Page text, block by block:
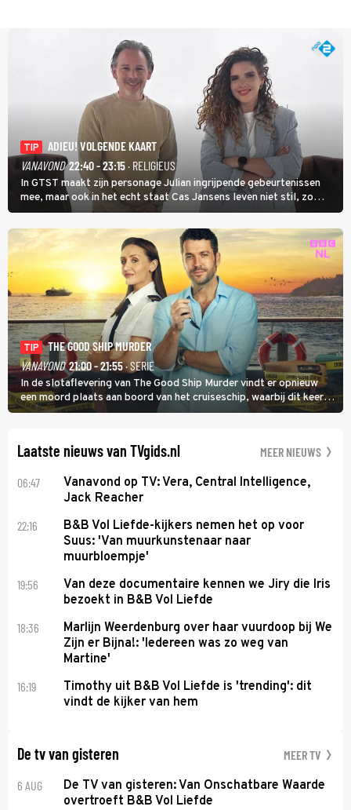
TIP
ADIEU! VOLGENDE KAART
VANAVOND 22:40 - 23:15· RELIGIEUS
In GTST maakt zijn personage Julian ingrijpende gebeurtenissen
mee, maar ook in het echt staat Cas Jansens leven niet stil, zo
vertelt hij in Adieu! Volgende Kaart.
TIP
THE GOOD SHIP MURDER
VANAVOND 21:00 - 21:55· SERIE
In de slotaflevering van The Good Ship Murder vindt er opnieuw
een moord plaats aan boord van het cruiseschip, waarbij dit keer
een bemanningslid het slachtoffer is en kapitein Marlowe de dader
Laatste nieuws van TVgids.nl MEER NIEUWS
06:47
Vanavond op TV: Vera, Central Intelligence,
Jack Reacher
22:16
B&B Vol Liefde-kijkers nemen het op voor
Suus: 'Van muurkunstenaar naar
muurbloempje'
19:56
Van deze documentaire kennen we Jiry die Iris
bezoekt in B&B Vol Liefde
18:36
Marlijn Weerdenburg over haar vuurdoop bij We
Zijn er Bijna!: 'Iedereen was zo weg van
Martine'
16:19
Timothy uit B&B Vol Liefde is 'trending': dit
vindt de kijker van hem
De tv van gisteren MEER TV
6 AUG
De TV van gisteren: Van Onschatbare Waarde
overtroeft B&B Vol Liefde